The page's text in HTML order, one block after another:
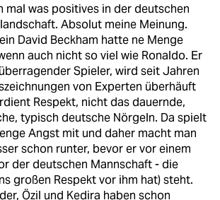
mal was positives in der deutschen
Absolut meine Meinung.
David Beckham hatte ne Menge
auch nicht so viel wie Ronaldo. Er
Spieler, wird seit Jahren
von Experten überhäuft
Respekt, nicht das dauernde,
typisch deutsche Nörgeln. Da spielt
Angst mit und daher macht man
schon runter, bevor er vor einem
der deutschen Mannschaft - die
großen Respekt vor ihm hat) steht.
Özil und Kedira haben schon